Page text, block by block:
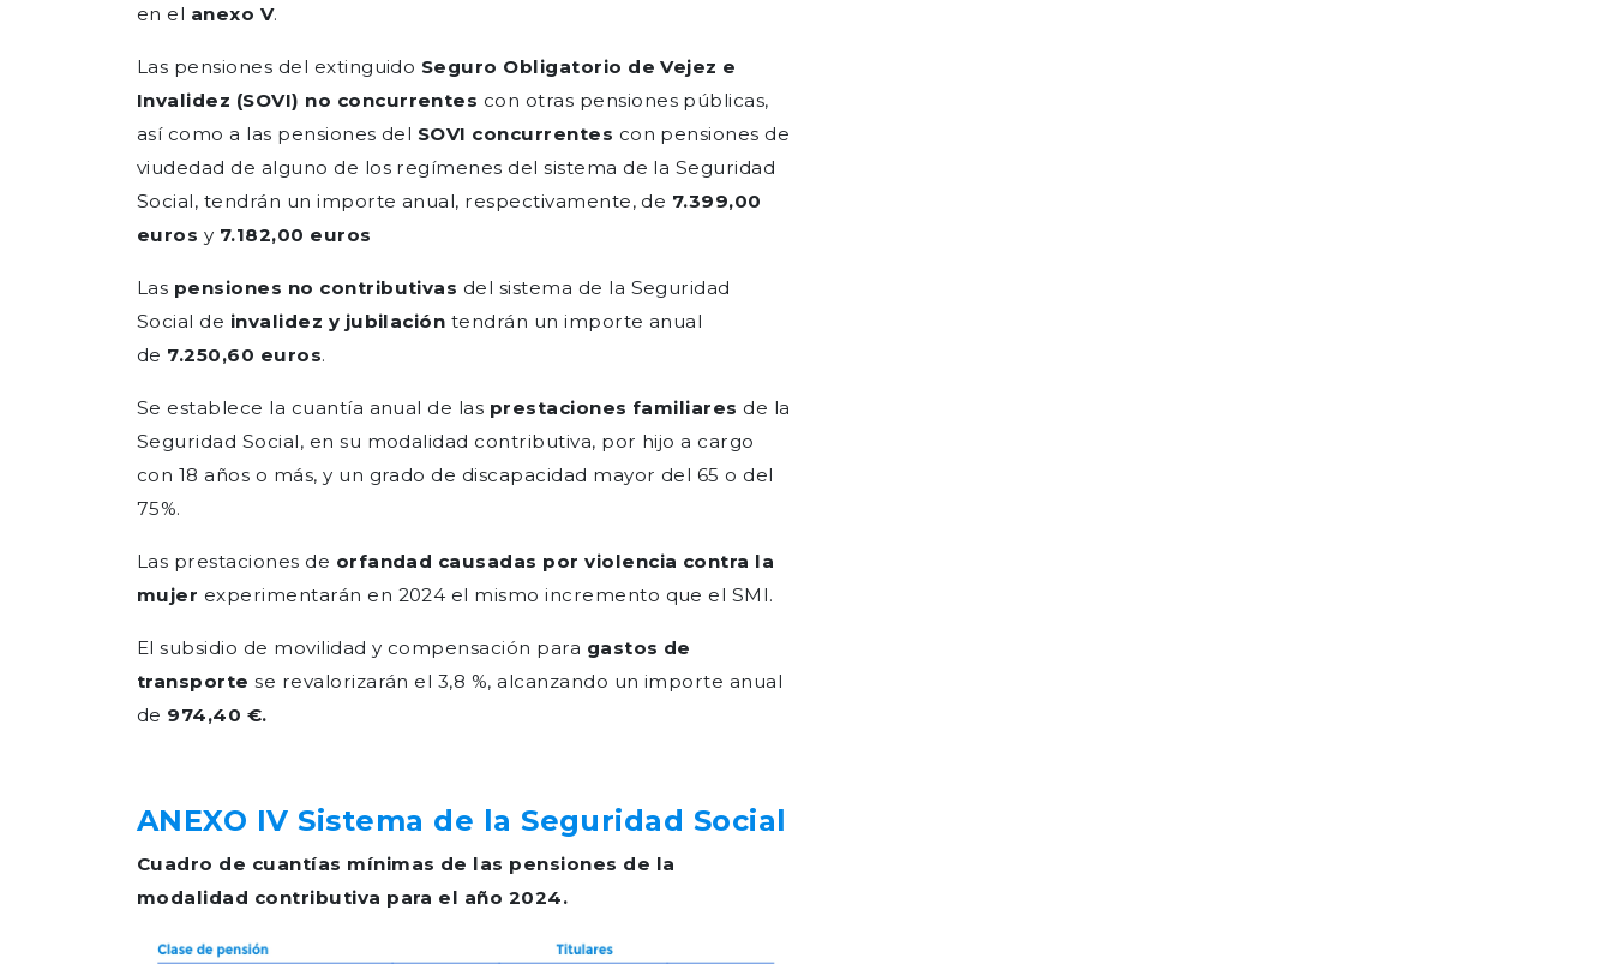
en el anexo V.
Las pensiones del extinguido Seguro Obligatorio de Vejez e
Invalidez (SOVI) no concurrentes con otras pensiones públicas,
así como a las pensiones del SOVI concurrentes con pensiones de
viudedad de alguno de los regímenes del sistema de la Seguridad
Social, tendrán un importe anual, respectivamente, de 7.399,00
euros y 7.182,00 euros
Las pensiones no contributivas del sistema de la Seguridad
Social de invalidez y jubilación tendrán un importe anual
de 7.250,60 euros.
Se establece la cuantía anual de las prestaciones familiares de la
Seguridad Social, en su modalidad contributiva, por hijo a cargo
con 18 años o más, y un grado de discapacidad mayor del 65 o del
75%.
Las prestaciones de orfandad causadas por violencia contra la
mujer experimentarán en 2024 el mismo incremento que el SMI.
El subsidio de movilidad y compensación para gastos de
transporte se revalorizarán el 3,8 %, alcanzando un importe anual
de 974,40 €.
ANEXO IV Sistema de la Seguridad Social
Cuadro de cuantías mínimas de las pensiones de la
modalidad contributiva para el año 2024.